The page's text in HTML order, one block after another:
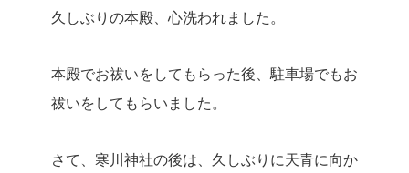
久しぶりの本殿、心洗われました。
本殿でお祓いをしてもらった後、駐車場でもお
祓いをしてもらいました。
さて、寒川神社の後は、久しぶりに天青に向か